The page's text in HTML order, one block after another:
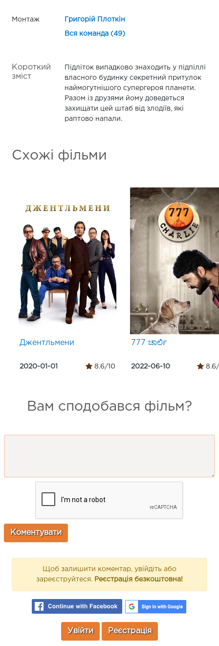
Монтаж Григорій Плоткін
Вся команда (49)
Короткий
зміст
Підліток випадково знаходить у підпіллі
власного будинку секретний притулок
наймогутнішого супергероя планети.
Разом із друзями йому доведеться
захищати цей штаб від злодіїв, які
раптово напали.
Схожі фільми
Джентльмени
2020-01-01 8.6/10
777 ಚಾರ್ಲಿ
2022-06-10 8.6/
Вам сподобався фільм?
Щоб залишити коментар, увійдіть або
зареєструйтеся. Реєстрація безкоштовна!
Увійти Реєстрація